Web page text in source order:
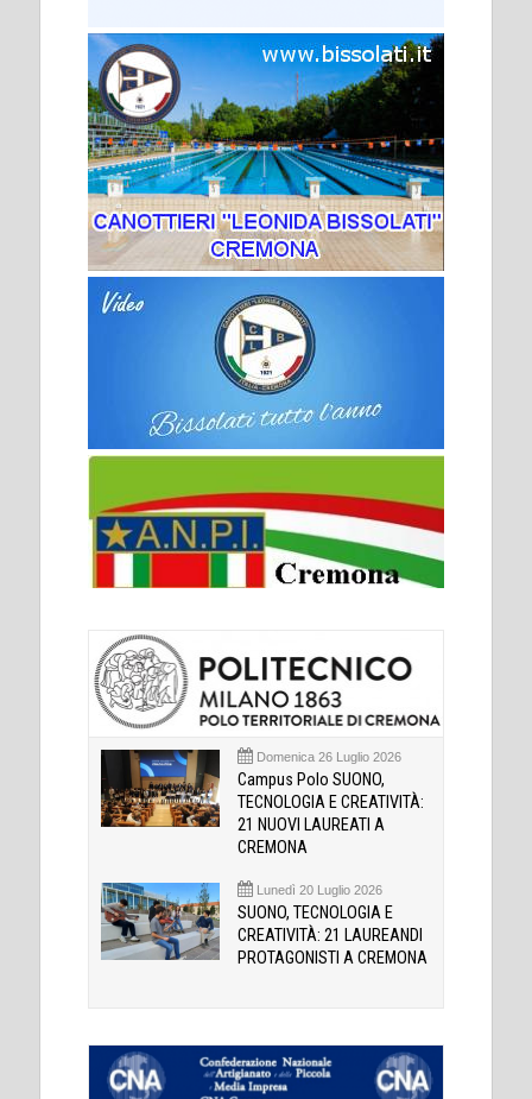
Domenica 26 Luglio 2026
Campus Polo SUONO,
TECNOLOGIA E CREATIVITÀ:
21 NUOVI LAUREATI A
CREMONA
Lunedì 20 Luglio 2026
SUONO, TECNOLOGIA E
CREATIVITÀ: 21 LAUREANDI
PROTAGONISTI A CREMONA